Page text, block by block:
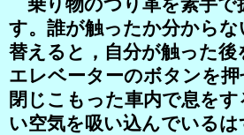
乗り物のつり革を素手で
す。誰が触ったか分から
替えると，自分が触った
エレベーターのボタンを
閉じこもった車内で息を
い空気を吸い込んでいる